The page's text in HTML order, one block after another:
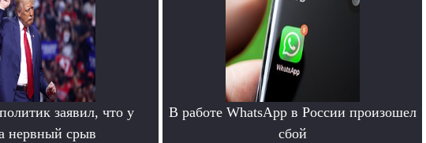
заявил, что у
нервный срыв
В работе WhatsApp в России произошел
сбой